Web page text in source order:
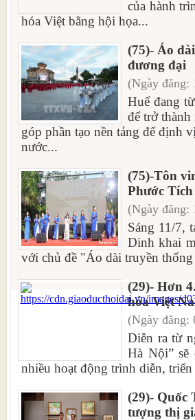
của hành
hóa Việt bằng hội họa...
(75)- Áo
đương đại
(Ngày
Huế đang
để trở
góp phần tạo nền tảng để định
nước...
(75)-Tôn
Phước Tích
(Ngày
Sáng 11/7,
Dinh khai
với chủ đề "Áo dài truyền
(29)- Hơn
hóa Việt
(Ngày
Diễn ra từ
Hà Nội” sẽ
nhiều hoạt động trình diễn, triển
(29)- Quốc
tượng thị